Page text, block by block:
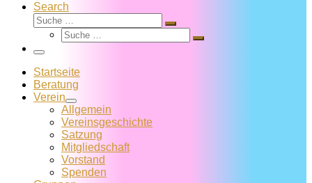
Search
Suche
Suche
Suche
Suche
Menü
Startseite
Beratung
Verein
Allgemein
Vereins­geschichte
Satzung
Mitglied­schaft
Vorstand
Spenden